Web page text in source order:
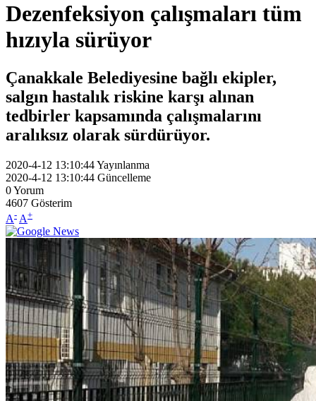
Dezenfeksiyon çalışmaları tüm
hızıyla sürüyor
Çanakkale Belediyesine bağlı ekipler,
salgın hastalık riskine karşı alınan
tedbirler kapsamında çalışmalarını
aralıksız olarak sürdürüyor.
2020-4-12 13:10:44Yayınlanma
2020-4-12 13:10:44 Güncelleme
0Yorum
4607 Gösterim
A- A+